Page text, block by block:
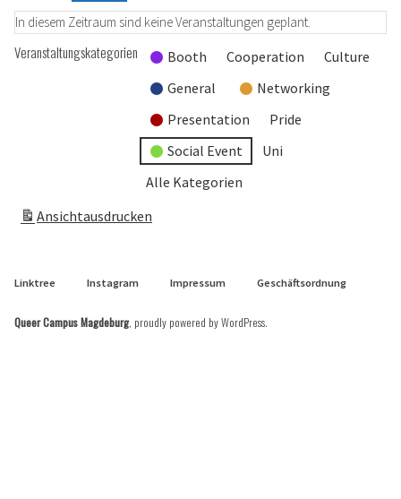
In diesem Zeitraum sind keine Veranstaltungen geplant.
Veranstaltungskategorien Booth Cooperation
Culture
General
Networking
Presentation
Pride
Social Event
Uni
Alle Kategorien
Ansichtausdrucken
Linktree Instagram Impressum Geschäftsordnung
Queer Campus Magdeburg, proudly powered by WordPress.